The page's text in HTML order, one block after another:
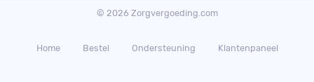
© 2026 Zorgvergoeding.com
Home Bestel Ondersteuning Klantenpaneel